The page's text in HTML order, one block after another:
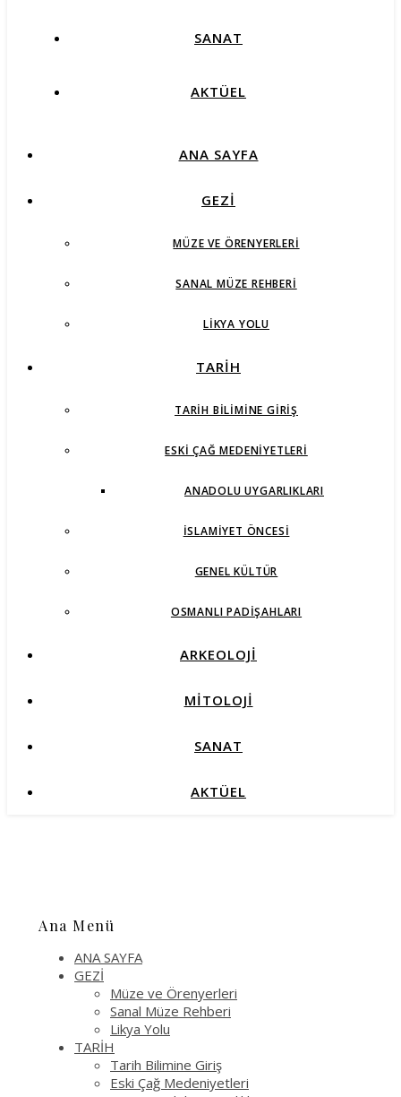
SANAT
AKTÜEL
ANA SAYFA
GEZİ
MÜZE VE ÖRENYERLERI
SANAL MÜZE REHBERI
LIKYA YOLU
TARİH
TARIH BILIMINE GIRIŞ
ESKI ÇAĞ MEDENIYETLERI
ANADOLU UYGARLIKLARI
İSLAMIYET ÖNCESI
GENEL KÜLTÜR
OSMANLI PADIŞAHLARI
ARKEOLOJİ
MİTOLOJİ
SANAT
AKTÜEL
Ana Menü
ANA SAYFA
GEZİ
Müze ve Örenyerleri
Sanal Müze Rehberi
Likya Yolu
TARİH
Tarih Bilimine Giriş
Eski Çağ Medeniyetleri